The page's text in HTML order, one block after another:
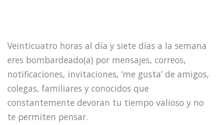
Veinticuatro horas al día y siete días a la semana
eres bombardeado(a) por mensajes, correos,
notificaciones, invitaciones, ‘me gusta’ de amigos,
colegas, familiares y conocidos que
constantemente devoran tu tiempo valioso y no
te permiten pensar.